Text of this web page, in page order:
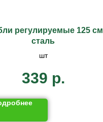
регулируемые 125 см
сталь
шт
339 р.